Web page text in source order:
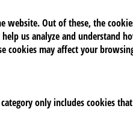
Out of these, the
us analyze and understand
cookies may affect your
only includes cookies